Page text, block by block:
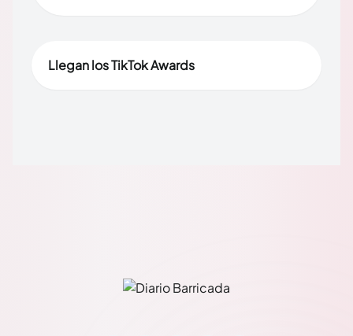
Llegan los TikTok Awards